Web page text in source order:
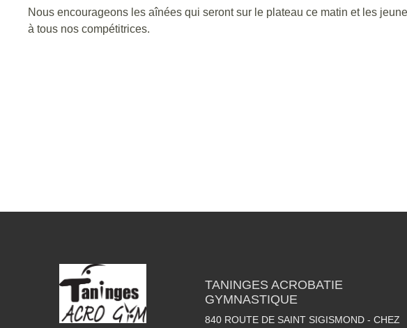
Nous encourageons les aînées qui seront sur le plateau ce matin et les
à tous nos compétitrices.
TANINGES ACROBATIE
GYMNASTIQUE
840 ROUTE DE SAINT SIGISMOND - CHEZ